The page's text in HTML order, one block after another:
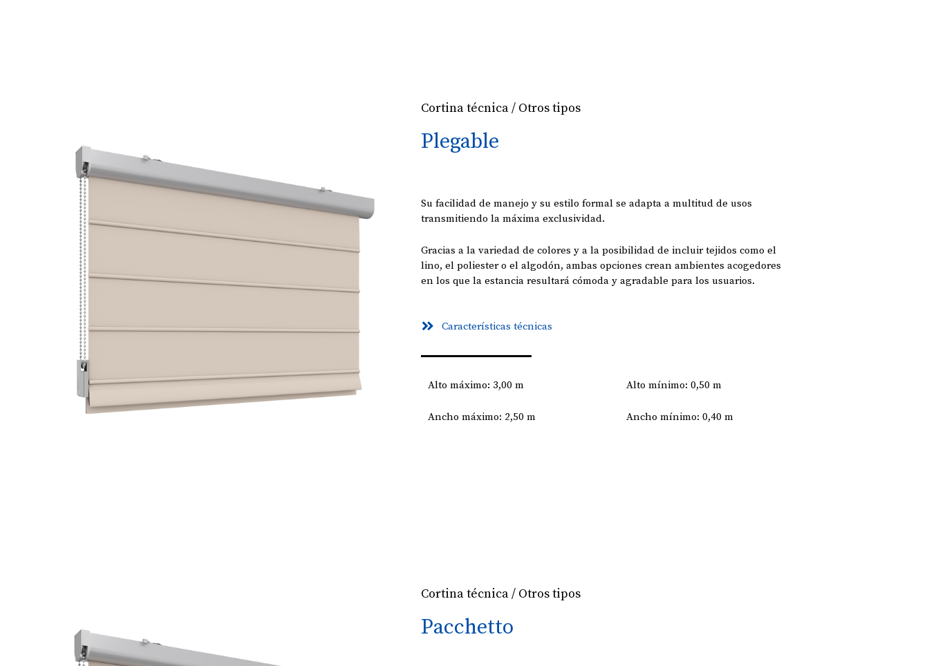
Cortina técnica / Otros tipos
Plegable
Su facilidad de manejo y su estilo formal se adapta a multitud de usos
transmitiendo la máxima exclusividad.
Gracias a la variedad de colores y a la posibilidad de incluir tejidos como el
lino, el poliester o el algodón, ambas opciones crean ambientes acogedores
en los que la estancia resultará cómoda y agradable para los usuarios.
Características técnicas
Alto máximo: 3,00 m
Ancho máximo: 2,50 m
Alto mínimo: 0,50 m
Ancho mínimo: 0,40 m
Cortina técnica / Otros tipos
Pacchetto